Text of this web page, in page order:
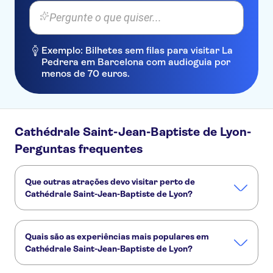
Pergunte o que quiser...
Exemplo: Bilhetes sem filas para visitar La
Pedrera em Barcelona com audioguia por
menos de 70 euros.
Cathédrale Saint-Jean-Baptiste de Lyon-
Perguntas frequentes
Que outras atrações devo visitar perto de
Cathédrale Saint-Jean-Baptiste de Lyon?
perder:
Quais são as experiências mais populares em
Cathédrale Saint-Jean-Baptiste de Lyon?